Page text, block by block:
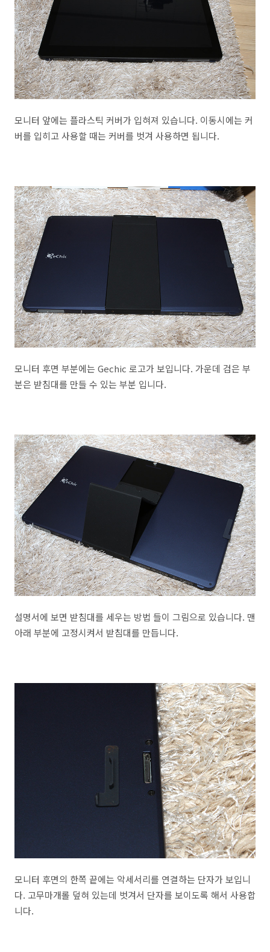
모니터 앞에는 플라스틱 커버가 입혀져 있습니다. 이동시에는 커
버를 입히고 사용할 때는 커버를 벗겨 사용하면 됩니다.
모니터 후면 부분에는 Gechic 로고가 보입니다. 가운데 검은 부
분은 받침대를 만들 수 있는 부분 입니다.
설명서에 보면 받침대를 세우는 방법 들이 그림으로 있습니다. 맨
아래 부분에 고정시켜서 받침대를 만듭니다.
모니터 후면의 한쪽 끝에는 악세서리를 연결하는 단자가 보입니
다. 고무마개롤 덮혀 있는데 벗겨서 단자를 보이도록 해서 사용합
니다.